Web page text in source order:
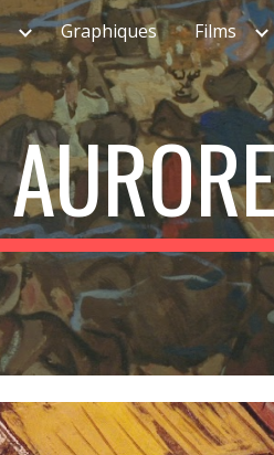
Skip to navigation
Graphiques Films